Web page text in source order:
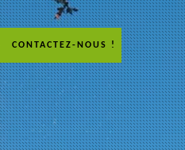
CONTACTEZ-NOUS !